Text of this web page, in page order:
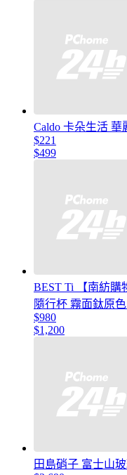
Caldo 卡朵生活
$221
$499
BEST Ti 【南紡購
隨行杯 霧面鈦原
$980
$1,200
田島硝子 富士山